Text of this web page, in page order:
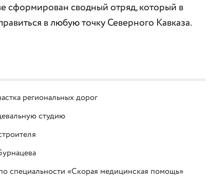
сформирован сводный отряд, который в
в любую точку Северного Кавказа.
региональных дорог
студию
специальности «Скорая медицинская помощь»